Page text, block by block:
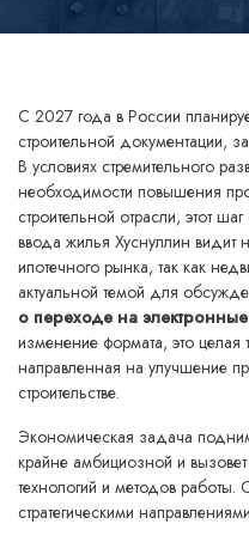
С 2027 года в России
строительной документации,
В условиях стремительного
необходимости повышения
строительной отрасли, этот
ввода жилья Хуснуллин видит
ипотечного рынка, так как
актуальной темой для
о переходе на
изменение формата, это целая
направленная на улучшение
строительстве.
Экономическая задача
крайне амбициозной и
технологий и методов работы.
стратегическими